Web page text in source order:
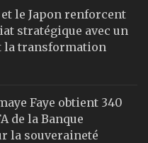
le Japon renforcent
stratégique avec un
la transformation
Faye obtient 340
de la Banque
la souveraineté